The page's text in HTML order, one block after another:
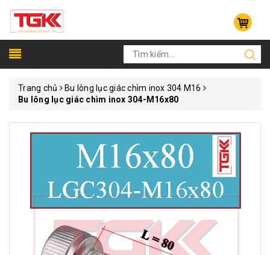
Trang chủ
Bu lông lục giác chìm inox 304 M16
Bu lông lục giác chìm inox 304-M16x80